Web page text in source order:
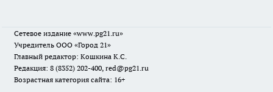
Сетевое издание «www.pg21.ru»
Учредитель ООО «Город 21»
Главный редактор: Кошкина К.С.
Редакция: 8 (8352) 202-400, red@pg21.ru
Возрастная категория сайта: 16+